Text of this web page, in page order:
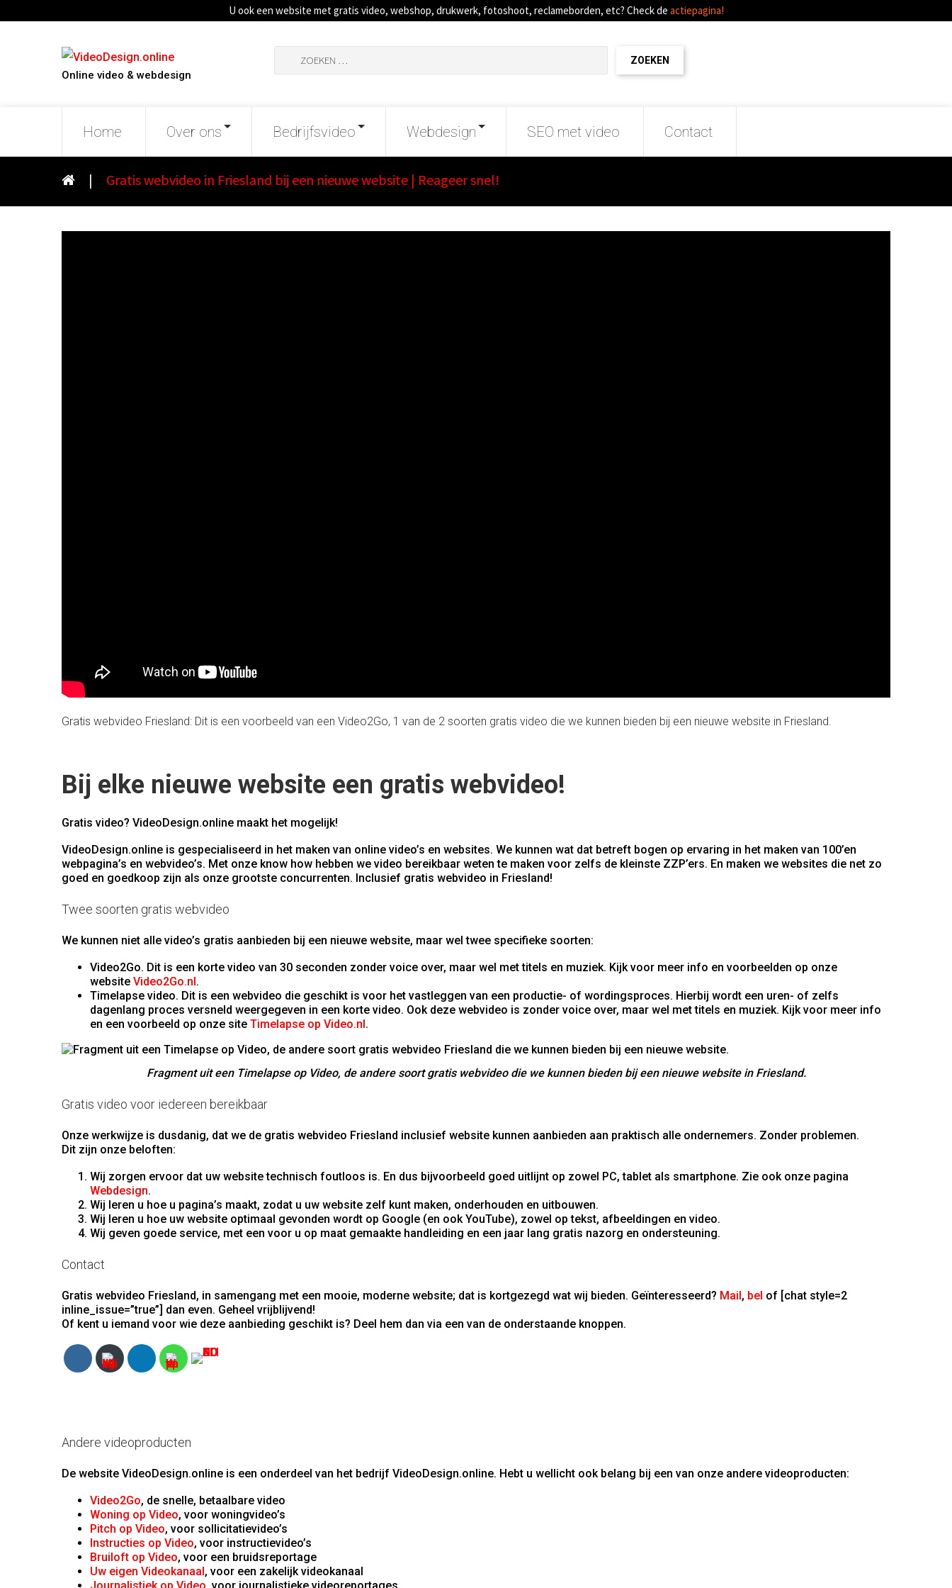
U ook een website met gratis video, webshop, drukwerk, fotoshoot, reclameborden, etc? Check de actiepagina!
Online video & webdesign
Home Over ons Bedrijfsvideo Webdesign SEO met video Contact
| Gratis webvideo in Friesland bij een nieuwe website | Reageer snel!
Gratis webvideo Friesland: Dit is een voorbeeld van een Video2Go, 1 van de 2 soorten gratis video die we kunnen bieden bij een nieuwe website in Friesland.
Bij elke nieuwe website een gratis webvideo!
Gratis video? VideoDesign.online maakt het mogelijk!
VideoDesign.online is gespecialiseerd in het maken van online video’s en websites. We kunnen wat dat betreft bogen op ervaring in het maken van 100’en
webpagina’s en webvideo’s. Met onze know how hebben we video bereikbaar weten te maken voor zelfs de kleinste ZZP’ers. En maken we websites die net zo
goed en goedkoop zijn als onze grootste concurrenten. Inclusief gratis webvideo in Friesland!
Twee soorten gratis webvideo
We kunnen niet alle video’s gratis aanbieden bij een nieuwe website, maar wel twee specifieke soorten:
Video2Go. Dit is een korte video van 30 seconden zonder voice over, maar wel met titels en muziek. Kijk voor meer info en voorbeelden op onze
website Video2Go.nl.
Timelapse video. Dit is een webvideo die geschikt is voor het vastleggen van een productie- of wordingsproces. Hierbij wordt een uren- of zelfs
dagenlang proces versneld weergegeven in een korte video. Ook deze webvideo is zonder voice over, maar wel met titels en muziek. Kijk voor meer info
en een voorbeeld op onze site Timelapse op Video.nl.
Fragment uit een Timelapse op Video, de andere soort gratis webvideo die we kunnen bieden bij een nieuwe website in Friesland.
Gratis video voor iedereen bereikbaar
Onze werkwijze is dusdanig, dat we de gratis webvideo Friesland inclusief website kunnen aanbieden aan praktisch alle ondernemers. Zonder problemen.
Dit zijn onze beloften:
Wij zorgen ervoor dat uw website technisch foutloos is. En dus bijvoorbeeld goed uitlijnt op zowel PC, tablet als smartphone. Zie ook onze pagina
Webdesign.
Wij leren u hoe u pagina’s maakt, zodat u uw website zelf kunt maken, onderhouden en uitbouwen.
Wij leren u hoe uw website optimaal gevonden wordt op Google (en ook YouTube), zowel op tekst, afbeeldingen en video.
Wij geven goede service, met een voor u op maat gemaakte handleiding en een jaar lang gratis nazorg en ondersteuning.
Contact
Gratis webvideo Friesland, in samengang met een mooie, moderne website; dat is kortgezegd wat wij bieden. Geïnteresseerd? Mail, bel of [chat style=2
inline_issue=”true”] dan even. Geheel vrijblijvend!
Of kent u iemand voor wie deze aanbieding geschikt is? Deel hem dan via een van de onderstaande knoppen.
Andere videoproducten
De website VideoDesign.online is een onderdeel van het bedrijf VideoDesign.online. Hebt u wellicht ook belang bij een van onze andere videoproducten:
Video2Go, de snelle, betaalbare video
Woning op Video, voor woningvideo’s
Pitch op Video, voor sollicitatievideo’s
Instructies op Video, voor instructievideo’s
Bruiloft op Video, voor een bruidsreportage
Uw eigen Videokanaal, voor een zakelijk videokanaal
Journalistiek op Video , voor journalistieke videoreportages